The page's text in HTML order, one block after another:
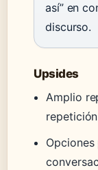
así” en
discurso.
Upsides
Amplio
repetición